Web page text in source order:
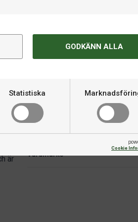
GODKÄNN ALLA
Statistiska
Cookie
Dartmatta
Winmau Outshot
vägg
är
Om produkten
Varumärke